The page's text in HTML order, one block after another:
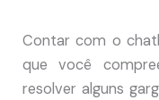
Contar com o
que você
resolver alguns